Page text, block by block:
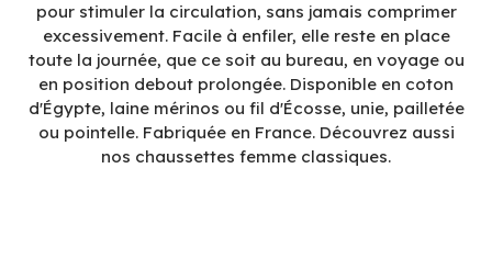
pour stimuler la circulation, sans jamais comprimer
excessivement. Facile à enfiler, elle reste en place
toute la journée, que ce soit au bureau, en voyage ou
en position debout prolongée. Disponible en coton
d'Égypte, laine mérinos ou fil d'Écosse, unie, pailletée
ou pointelle. Fabriquée en France. Découvrez aussi
nos chaussettes femme classiques.